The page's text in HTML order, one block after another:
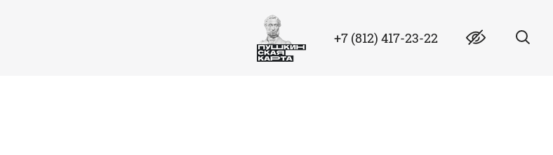
+7 (812) 417-23-22